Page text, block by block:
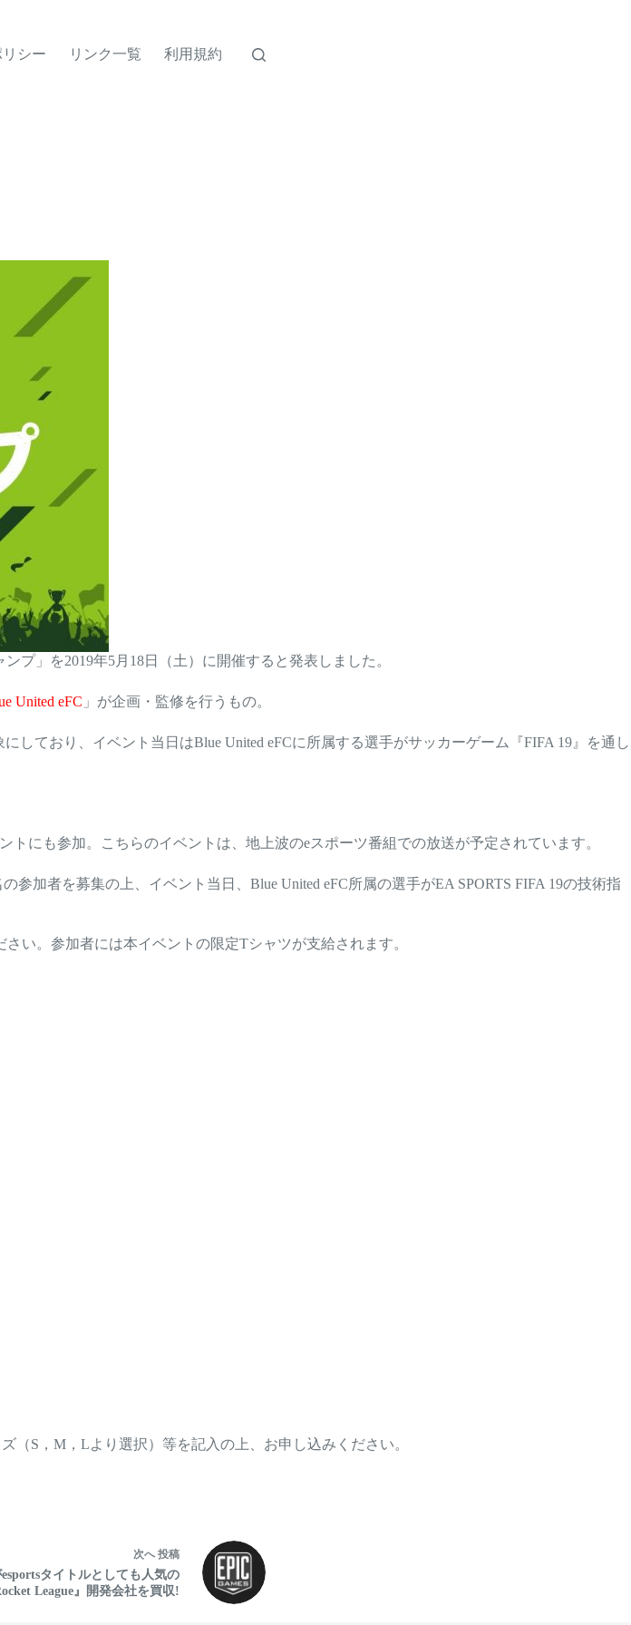
シー リンク一覧 利用規約
」を2019年5月18日（土）に開催すると発表しました。
United eFC 」が企画・監修を行うもの。
ており、イベント当日はBlue United eFCに所属する選手がサッカーゲーム『FIFA 19』を通し
にも参加。こちらのイベントは、地上波のeスポーツ番組での放送が予定されています。
加者を募集の上、イベント当日、Blue United eFC所属の選手がEA SPORTS FIFA 19の技術指
い。参加者には本イベントの限定Tシャツが支給されます。
S，M，Lより選択）等を記入の上、お申し込みください。
次へ投稿
esportsタイトルとしても人気の
League』開発会社を買収!